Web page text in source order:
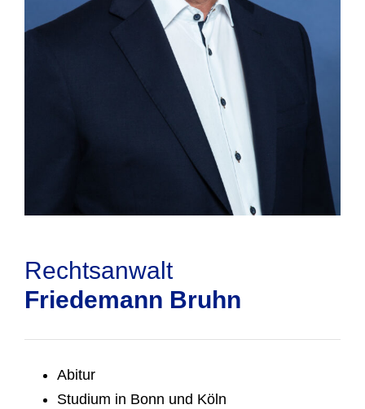
Rechtsanwalt
Friedemann Bruhn
Abitur
Studium in Bonn und Köln